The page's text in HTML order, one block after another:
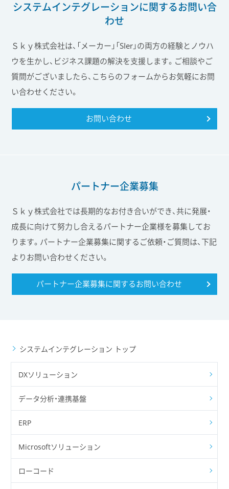
システムインテグレーションに関するお問い合
わせ
Ｓｋｙ株式会社は、「メーカー」「SIer」の両方の経験とノウハ
ウを生かし、ビジネス課題の解決を支援します。ご相談やご
質問がございましたら、こちらのフォームからお気軽にお問
い合わせください。
お問い合わせ
パートナー企業募集
Ｓｋｙ株式会社では長期的なお付き合いができ、共に発展・
成長に向けて努力し合えるパートナー企業様を募集してお
ります。パートナー企業募集に関するご依頼・ご質問は、下記
よりお問い合わせください。
パートナー企業募集に関するお問い合わせ
システムインテグレーション トップ
DXソリューション
データ分析・連携基盤
ERP
Microsoftソリューション
ローコード